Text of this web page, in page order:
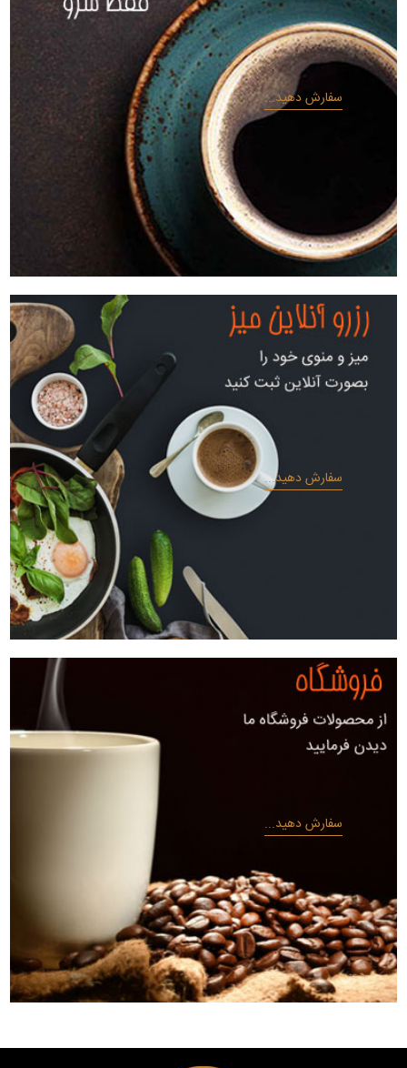
سفارش دهید...
سفارش دهید...
سفارش دهید...